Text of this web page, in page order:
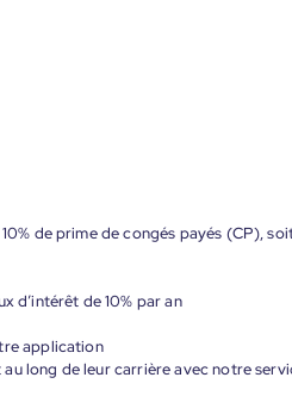
de prime de congés payés (CP),
d’intérêt de 10% par an
application
long de leur carrière avec notre